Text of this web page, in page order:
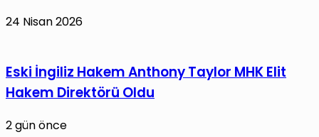
24 Nisan 2026
Eski İngiliz Hakem Anthony Taylor MHK Elit
Hakem Direktörü Oldu
2 gün önce